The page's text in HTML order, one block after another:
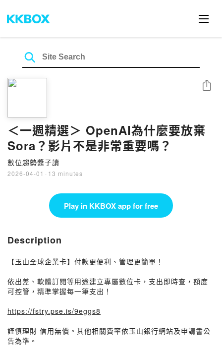
＜一週精選＞ OpenAI為什麼要放棄
Sora？影片不是非常重要嗎？
數位趨勢醬子讀
2026-04-01 · 13 minutes
Share
Play in KKBOX app for free
Description
【玉山全球企業卡】付款更便利、管理更簡單！
依出差、軟體訂閱等用途建立專屬數位卡，支出即時查，額度
可控管，精準掌握每一筆支出！
https://fstry.pse.is/9eggs8
謹慎理財 信用無價。其他相關費率依玉山銀行網站及申請書公
告為準。